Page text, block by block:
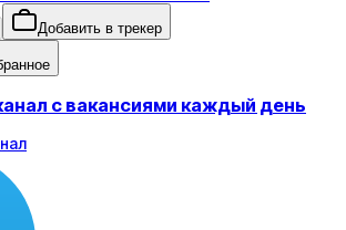
Добавить в трекер
с вакансиями каждый день